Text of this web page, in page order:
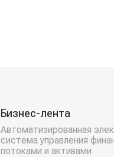
Бизнес-лента
Автоматизированная
система управления
потоками и активами